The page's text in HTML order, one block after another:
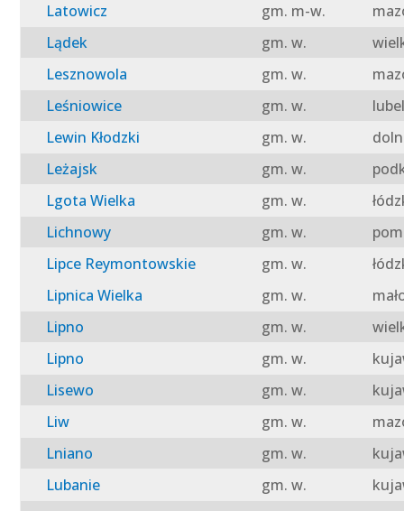
Latowicz
gm. m-w.
Lądek
gm. w.
Lesznowola
gm. w.
Leśniowice
gm. w.
Lewin Kłodzki
gm. w.
Leżajsk
gm. w.
Lgota Wielka
gm. w.
Lichnowy
gm. w.
Lipce Reymontowskie
gm. w.
Lipnica Wielka
gm. w.
Lipno
gm. w.
Lipno
gm. w.
Lisewo
gm. w.
Liw
gm. w.
Lniano
gm. w.
Lubanie
gm. w.